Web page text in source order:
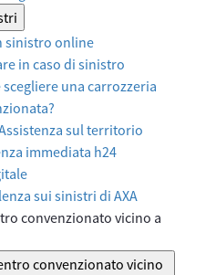
sinistro online
in caso di sinistro
scegliere una carrozzeria
sul territorio
immediata h24
sui sinistri di AXA
convenzionato vicino a
convenzionato vicino